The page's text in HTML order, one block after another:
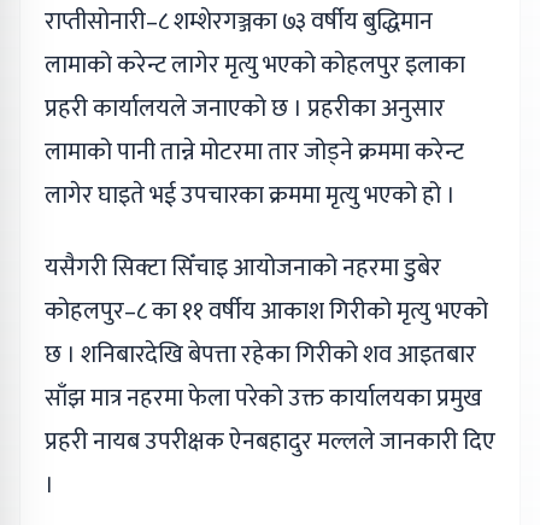
राप्तीसोनारी–८ शम्शेरगञ्जका ७३ वर्षीय बुद्धिमान
लामाको करेन्ट लागेर मृत्यु भएको कोहलपुर इलाका
प्रहरी कार्यालयले जनाएको छ । प्रहरीका अनुसार
लामाको पानी तान्ने मोटरमा तार जोड्ने क्रममा करेन्ट
लागेर घाइते भई उपचारका क्रममा मृत्यु भएको हो ।
यसैगरी सिक्टा सिँचाइ आयोजनाको नहरमा डुबेर
कोहलपुर–८ का ११ वर्षीय आकाश गिरीको मृत्यु भएको
छ । शनिबारदेखि बेपत्ता रहेका गिरीको शव आइतबार
साँझ मात्र नहरमा फेला परेको उक्त कार्यालयका प्रमुख
प्रहरी नायब उपरीक्षक ऐनबहादुर मल्लले जानकारी दिए
।